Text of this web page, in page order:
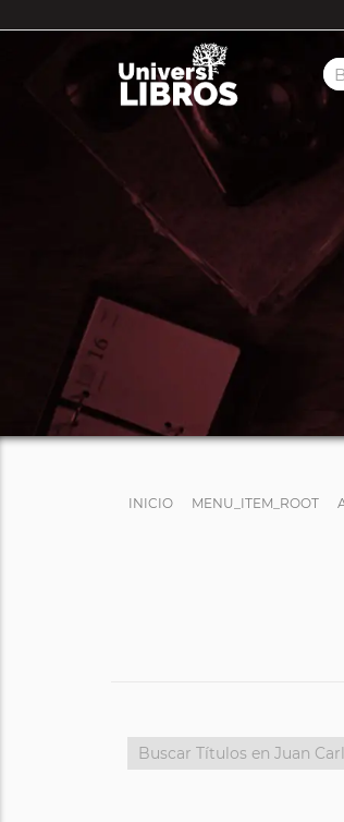
INICIO MENU_ITEM_ROOT